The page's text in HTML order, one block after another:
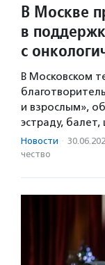
В Москве
в
с
В Московском
и взрослым»,
эстраду,
Новости ·
чест­во